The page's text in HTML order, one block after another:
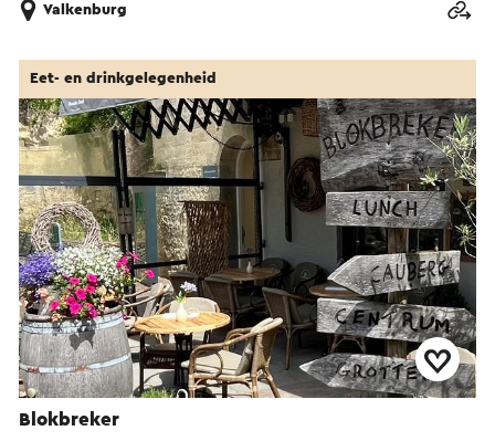
Valkenburg
Blokbreker
Eet- en drinkgelegenheid